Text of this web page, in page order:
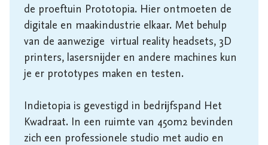
de proeftuin Prototopia. Hier ontmoeten de
digitale en maakindustrie elkaar. Met behulp
van de aanwezige  virtual reality headsets, 3D
printers, lasersnijder en andere machines kun
je er prototypes maken en testen.
Indietopia is gevestigd in bedrijfspand Het
Kwadraat. In een ruimte van 450m2 bevinden
zich een professionele studio met audio en